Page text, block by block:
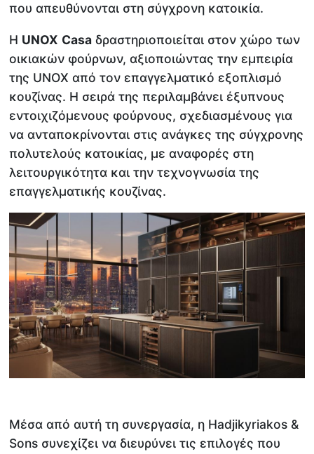
που απευθύνονται στη σύγχρονη κατοικία.
Η UNOX Casa δραστηριοποιείται στον χώρο των
οικιακών φούρνων, αξιοποιώντας την εμπειρία
της UNOX από τον επαγγελματικό εξοπλισμό
κουζίνας. Η σειρά της περιλαμβάνει έξυπνους
εντοιχιζόμενους φούρνους, σχεδιασμένους για
να ανταποκρίνονται στις ανάγκες της σύγχρονης
πολυτελούς κατοικίας, με αναφορές στη
λειτουργικότητα και την τεχνογνωσία της
επαγγελματικής κουζίνας.
Μέσα από αυτή τη συνεργασία, η Hadjikyriakos &
Sons συνεχίζει να διευρύνει τις επιλογές που